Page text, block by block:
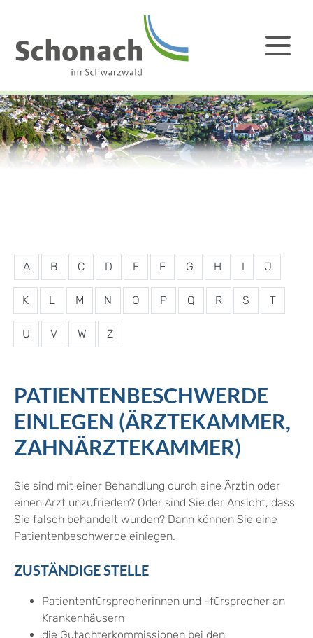
A B C D E F G H I J
K L M N O P Q R S T
U V W Z
PATIENTENBESCHWERDE
EINLEGEN (ÄRZTEKAMMER,
ZAHNÄRZTEKAMMER)
Sie sind mit einer Behandlung durch eine Ärztin oder
einen Arzt unzufrieden? Oder sind Sie der Ansicht, dass
Sie falsch behandelt wurden? Dann können Sie eine
Patientenbeschwerde einlegen.
ZUSTÄNDIGE STELLE
Patientenfürsprecherinnen und -fürsprecher an
Krankenhäusern
die Gutachterkommissionen bei den